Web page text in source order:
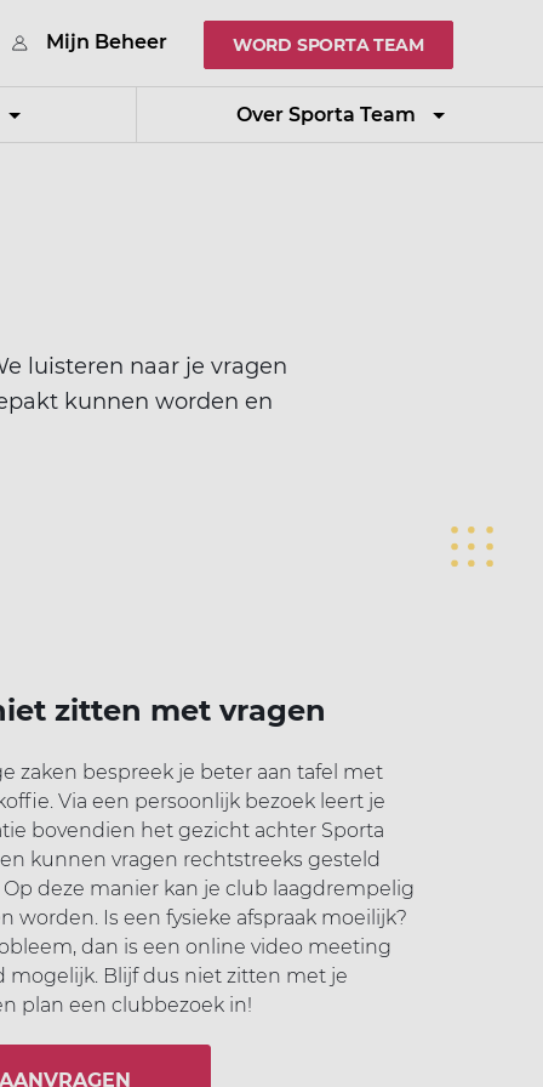
Mijn Beheer WORD SPORTA TEAM
Over Sporta Team
luisteren naar je vragen
kunnen worden en
zitten met vragen
zaken bespreek je beter aan tafel met
Via een persoonlijk bezoek leert je
bovendien het gezicht achter Sporta
kunnen vragen rechtstreeks gesteld
deze manier kan je club laagdrempelig
worden. Is een fysieke afspraak moeilijk?
dan is een online video meeting
mogelijk. Blijf dus niet zitten met je
plan een clubbezoek in!
AANVRAGEN